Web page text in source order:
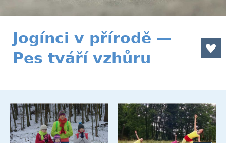
Jogínci v přírodě —
Pes tváří vzhůru